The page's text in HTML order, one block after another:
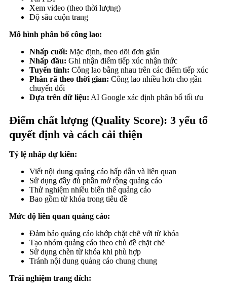
Xem video (theo thời lượng)
Độ sâu cuộn trang
Mô hình phân bổ công lao:
Nhấp cuối: Mặc định, theo dõi đơn giản
Nhấp đầu: Ghi nhận điểm tiếp xúc nhận thức
Tuyến tính: Công lao bằng nhau trên các điểm tiếp xúc
Phân rã theo thời gian: Công lao nhiều hơn cho gần
chuyển đổi
Dựa trên dữ liệu: AI Google xác định phân bổ tối ưu
Điểm chất lượng (Quality Score): 3 yếu tố
quyết định và cách cải thiện
Tỷ lệ nhấp dự kiến:
Viết nội dung quảng cáo hấp dẫn và liên quan
Sử dụng đầy đủ phần mở rộng quảng cáo
Thử nghiệm nhiều biến thể quảng cáo
Bao gồm từ khóa trong tiêu đề
Mức độ liên quan quảng cáo:
Đảm bảo quảng cáo khớp chặt chẽ với từ khóa
Tạo nhóm quảng cáo theo chủ đề chặt chẽ
Sử dụng chèn từ khóa khi phù hợp
Tránh nội dung quảng cáo chung chung
Trải nghiệm trang đích: